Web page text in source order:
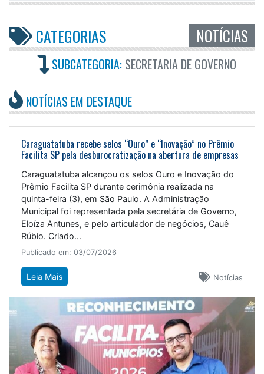
CATEGORIAS NOTÍCIAS
SUBCATEGORIA: SECRETARIA DE GOVERNO
NOTÍCIAS EM DESTAQUE
Caraguatatuba recebe selos “Ouro” e “Inovação” no Prêmio
Facilita SP pela desburocratização na abertura de empresas
Caraguatatuba alcançou os selos Ouro e Inovação do
Prêmio Facilita SP durante cerimônia realizada na
quinta-feira (3), em São Paulo. A Administração
Municipal foi representada pela secretária de Governo,
Eloíza Antunes, e pelo articulador de negócios, Cauê
Rúbio. Criado...
Publicado em: 03/07/2026
Notícias
Leia Mais